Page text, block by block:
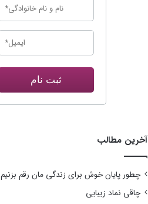
ثبت نام
آخرین مطالب
چطور پایان خوش برای زندگی مان رقم بزنیم
چاقی نماد زیبایی